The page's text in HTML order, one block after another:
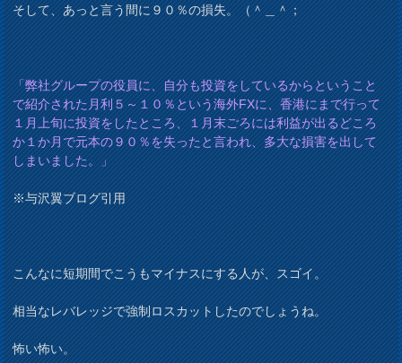
そして、あっと言う間に９０％の損失。（＾＿＾；
「弊社グループの役員に、自分も投資をしているからということ
で紹介された月利５～１０％という海外FXに、香港にまで行って
１月上旬に投資をしたところ、１月末ごろには利益が出るどころ
か１か月で元本の９０％を失ったと言われ、多大な損害を出して
しまいました。」
※与沢翼ブログ引用
こんなに短期間でこうもマイナスにする人が、スゴイ。
相当なレバレッジで強制ロスカットしたのでしょうね。
怖い怖い。